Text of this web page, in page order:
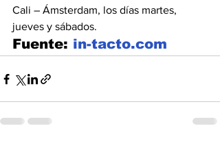
Cali – Ámsterdam, los días martes,
jueves y sábados.
Fuente: in-tacto.com